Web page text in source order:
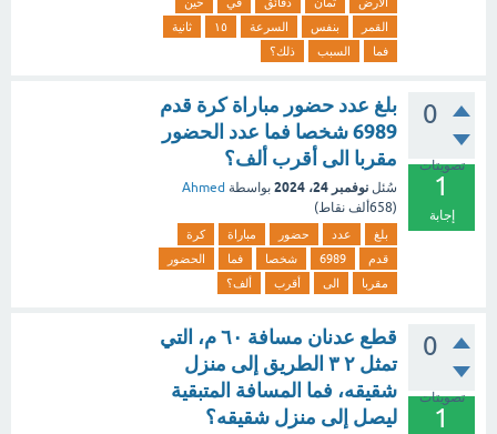
القمر
بنفس السرعة ١٥
ثانیة
فما
السبب ذلك؟
0
تصويتات
1
إجابة
بلغ عدد حضور مباراة كرة قدم
6989 شخصا فما عدد الحضور
مقربا الى أقرب ألف؟
سُئل نوفمبر 24، 2024 بواسطة Ahmed
(658ألف نقاط)
بلغ عدد حضور مباراة
كرة
قدم
6989 شخصا فما
الحضور
مقربا
الى أقرب ألف؟
0
تصويتات
1
قطع عدنان مسافة ٦٠ م، التي
تمثل ٢ ٣ الطريق إلى منزل
شقيقه، فما المسافة المتبقية
ليصل إلى منزل شقيقه؟